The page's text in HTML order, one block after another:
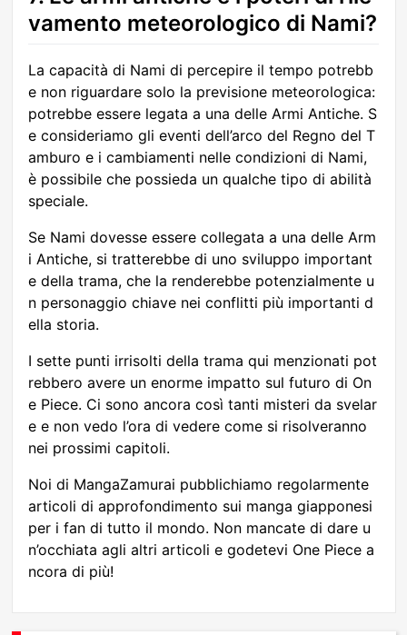
vamento meteorologico di Nami?
La capacità di Nami di percepire il tempo potrebb
e non riguardare solo la previsione meteorologica:
potrebbe essere legata a una delle Armi Antiche. S
e consideriamo gli eventi dell’arco del Regno del T
amburo e i cambiamenti nelle condizioni di Nami,
è possibile che possieda un qualche tipo di abilità
speciale.
Se Nami dovesse essere collegata a una delle Arm
i Antiche, si tratterebbe di uno sviluppo important
e della trama, che la renderebbe potenzialmente u
n personaggio chiave nei conflitti più importanti d
ella storia.
I sette punti irrisolti della trama qui menzionati pot
rebbero avere un enorme impatto sul futuro di On
e Piece. Ci sono ancora così tanti misteri da svelar
e e non vedo l’ora di vedere come si risolveranno
nei prossimi capitoli.
Noi di MangaZamurai pubblichiamo regolarmente
articoli di approfondimento sui manga giapponesi
per i fan di tutto il mondo. Non mancate di dare u
n’occhiata agli altri articoli e godetevi One Piece a
ncora di più!